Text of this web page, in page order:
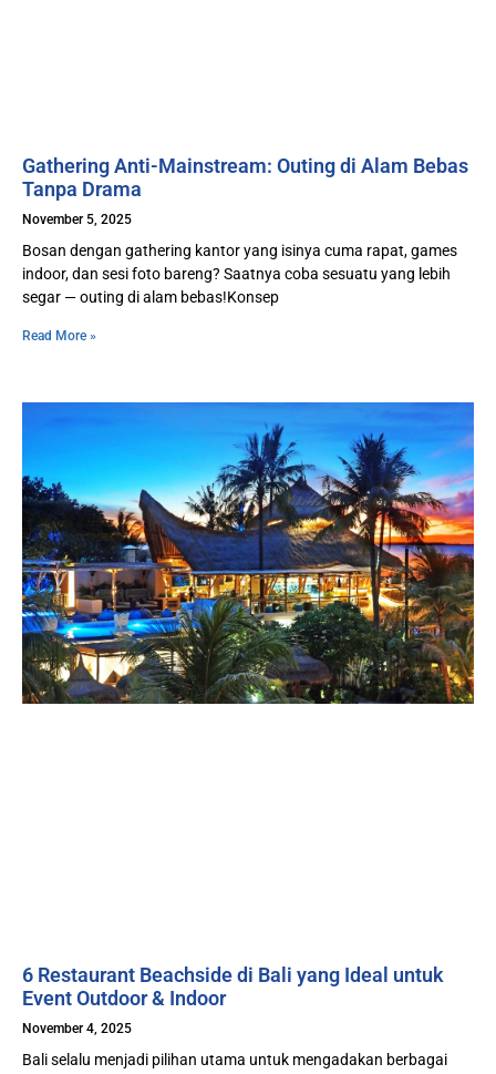
Gathering Anti-Mainstream: Outing di Alam Bebas
Tanpa Drama
November 5, 2025
Bosan dengan gathering kantor yang isinya cuma rapat, games
indoor, dan sesi foto bareng? Saatnya coba sesuatu yang lebih
segar — outing di alam bebas!Konsep
Read More »
6 Restaurant Beachside di Bali yang Ideal untuk
Event Outdoor & Indoor
November 4, 2025
Bali selalu menjadi pilihan utama untuk mengadakan berbagai